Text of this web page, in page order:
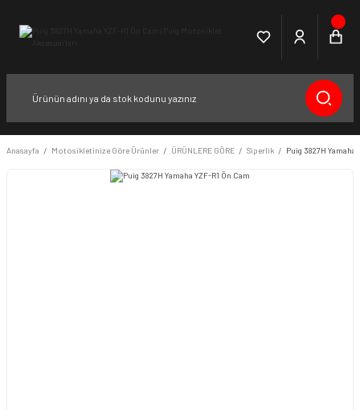
Anasayfa Motosikletinize Göre Ürünler ÜRÜNLERE GÖRE Siperlik Puig 3827H Yamaha